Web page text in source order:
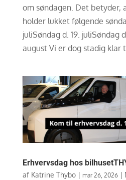
om søndagen. Det betyder,
holder lukket følgende
juliSøndag d. 19. juliSøndag
august Vi er dog stadig klar
Erhvervsdag hos
af Katrine Thybo| mar 26, 2026|